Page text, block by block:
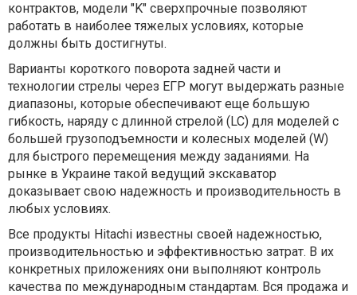
контрактов, модели "K" сверхпрочные позволяют
работать в наиболее тяжелых условиях, которые
должны быть достигнуты.
Варианты короткого поворота задней части и
технологии стрелы через ЕГР могут выдержать разные
диапазоны, которые обеспечивают еще большую
гибкость, наряду с длинной стрелой (LC) для моделей с
большей грузоподъемности и колесных моделей (W)
для быстрого перемещения между заданиями. На
рынке в Украине такой ведущий экскаватор
доказывает свою надежность и производительность в
любых условиях.
Все продукты Hitachi известны своей надежностью,
производительностью и эффективностью затрат. В их
конкретных приложениях они выполняют контроль
качества по международным стандартам. Вся продажа и